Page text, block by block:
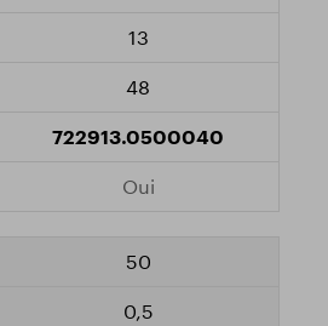
13
48
722913.0500040
Oui
50
0,5